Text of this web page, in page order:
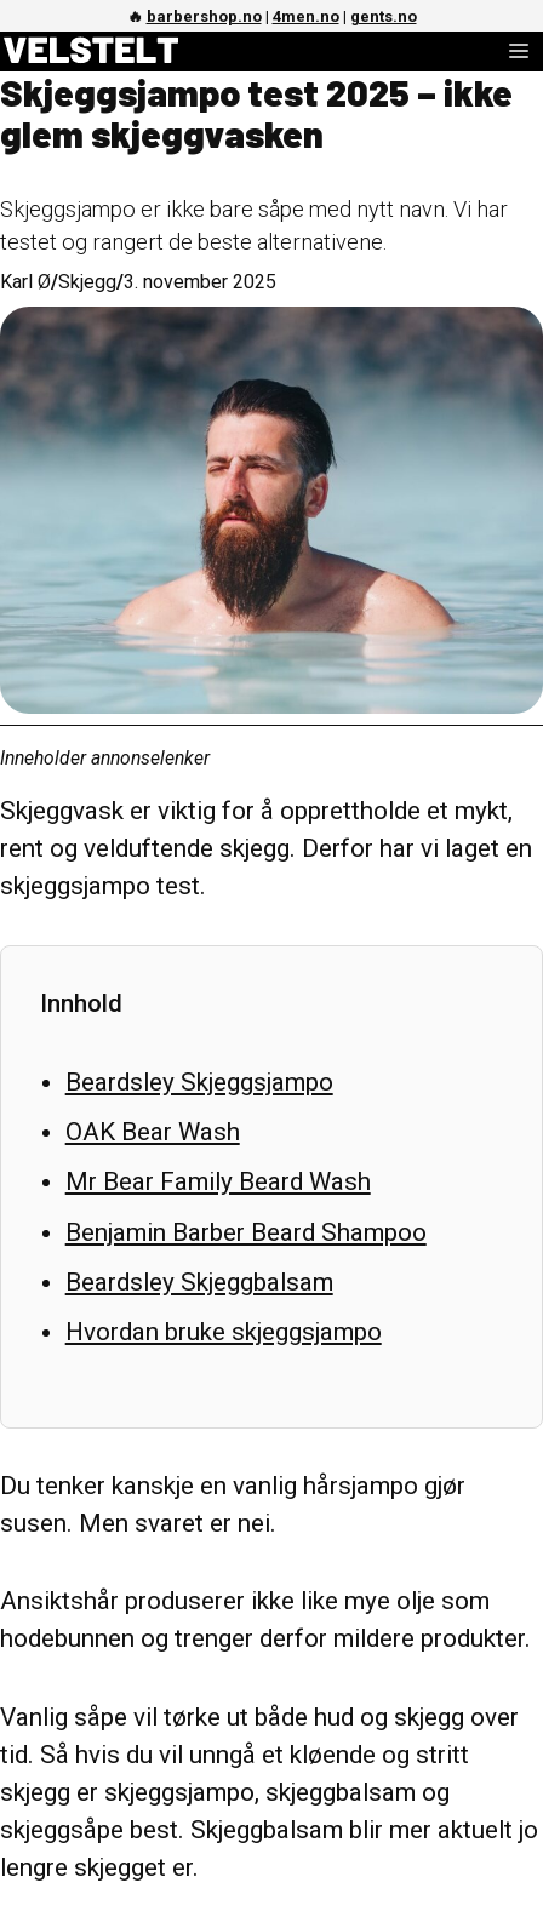
til
innhold
🔥 barbershop.no| 4men.no| gents.no
Skjeggsjampo test 2025 – ikke
glem skjeggvasken
Skjeggsjampo er ikke bare såpe med nytt navn. Vi har
testet og rangert de beste alternativene.
Karl Ø/Skjegg/3. november 2025
Inneholder annonselenker
Skjeggvask er viktig for å opprettholde et mykt,
rent og velduftende skjegg. Derfor har vi laget en
skjeggsjampo test.
Innhold
Beardsley Skjeggsjampo
OAK Bear Wash
Mr Bear Family Beard Wash
Benjamin Barber Beard Shampoo
Beardsley Skjeggbalsam
Hvordan bruke skjeggsjampo
Du tenker kanskje en vanlig hårsjampo gjør
susen. Men svaret er nei.
Ansiktshår produserer ikke like mye olje som
hodebunnen og trenger derfor mildere produkter.
Vanlig såpe vil tørke ut både hud og skjegg over
tid. Så hvis du vil unngå et kløende og stritt
skjegg er skjeggsjampo, skjeggbalsam og
skjeggsåpe best. Skjeggbalsam blir mer aktuelt jo
lengre skjegget er.